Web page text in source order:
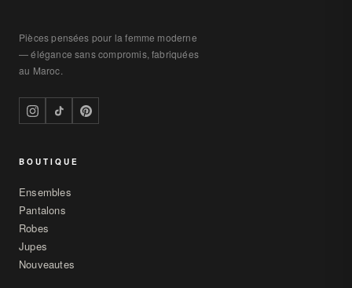
Pièces pensées pour la femme moderne
— élégance sans compromis, fabriquées
au Maroc.
BOUTIQUE
Ensembles
Pantalons
Robes
Jupes
Nouveautes